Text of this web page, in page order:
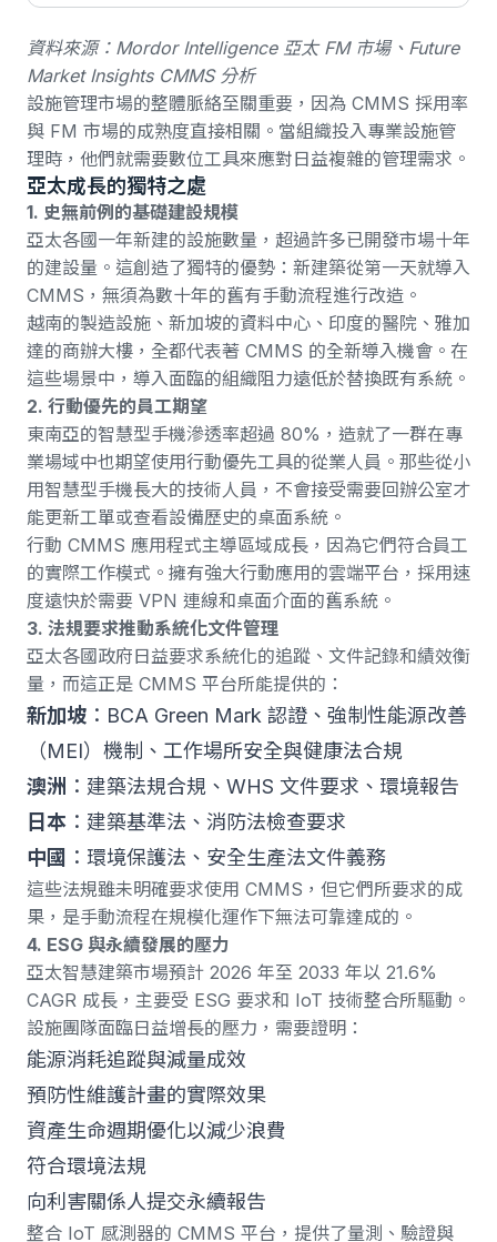
資料來源： Mordor Intelligence 亞太 FM 市場、 Future
Market Insights CMMS 分析
設施管理市場的整體脈絡至關重要，因為 CMMS 採用率
與 FM 市場的成熟度直接相關。當組織投入專業設施管
理時，他們就需要數位工具來應對日益複雜的管理需求。
亞太成長的獨特之處
1. 史無前例的基礎建設規模
亞太各國一年新建的設施數量，超過許多已開發市場十年
的建設量。這創造了獨特的優勢： 新建築從第一天就導入
CMMS ，無須為數十年的舊有手動流程進行改造。
越南的製造設施、新加坡的資料中心、印度的醫院、雅加
達的商辦大樓，全都代表著 CMMS 的全新導入機會。在
這些場景中，導入面臨的組織阻力遠低於替換既有系統。
2. 行動優先的員工期望
東南亞的智慧型手機滲透率超過 80%，造就了一群在專
業場域中也期望使用行動優先工具的從業人員。那些從小
用智慧型手機長大的技術人員，不會接受需要回辦公室才
能更新工單或查看設備歷史的桌面系統。
行動 CMMS 應用程式主導區域成長 ，因為它們符合員工
的實際工作模式。擁有強大行動應用的雲端平台，採用速
度遠快於需要 VPN 連線和桌面介面的舊系統。
3. 法規要求推動系統化文件管理
亞太各國政府日益要求系統化的追蹤、文件記錄和績效衡
量，而這正是 CMMS 平台所能提供的：
新加坡 ：BCA Green Mark 認證、強制性能源改善
（MEI）機制、工作場所安全與健康法合規
澳洲 ：建築法規合規、WHS 文件要求、環境報告
日本 ：建築基準法、消防法檢查要求
中國 ：環境保護法、安全生產法文件義務
這些法規雖未明確要求使用 CMMS，但它們所要求的成
果，是手動流程在規模化運作下無法可靠達成的。
4. ESG 與永續發展的壓力
亞太智慧建築市場預計 2026 年至 2033 年以 21.6%
CAGR 成長 ，主要受 ESG 要求和 IoT 技術整合所驅動。
設施團隊面臨日益增長的壓力，需要證明：
能源消耗追蹤與減量成效
預防性維護計畫的實際效果
資產生命週期優化以減少浪費
符合環境法規
向利害關係人提交永續報告
整合 IoT 感測器的 CMMS 平台，提供了量測、驗證與